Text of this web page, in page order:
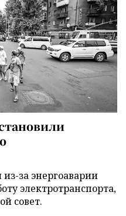
за энергоаварии
электротранспорта,
совет.